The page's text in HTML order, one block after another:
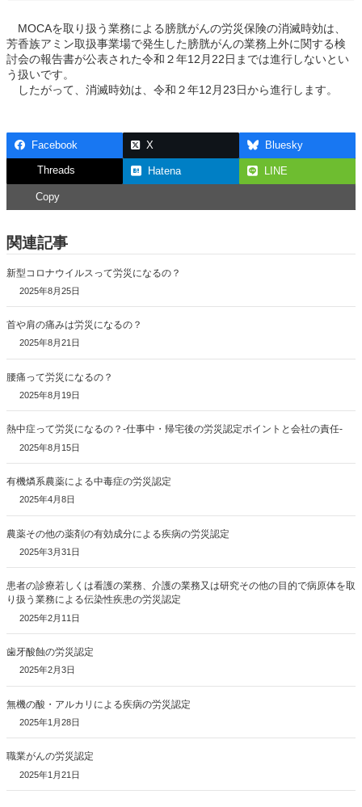
MOCAを取り扱う業務による膀胱がんの労災保険の消滅時効は、
芳香族アミン取扱事業場で発生した膀胱がんの業務上外に関する検
討会の報告書が公表された令和２年12月22日までは進行しないとい
う扱いです。
したがって、消滅時効は、令和２年12月23日から進行します。
Facebook X Bluesky
Threads Hatena LINE
Copy
関連記事
新型コロナウイルスって労災になるの？
2025年8月25日
首や肩の痛みは労災になるの？
2025年8月21日
腰痛って労災になるの？
2025年8月19日
熱中症って労災になるの？-仕事中・帰宅後の労災認定ポイントと会社の責任-
2025年8月15日
有機燐系農薬による中毒症の労災認定
2025年4月8日
農薬その他の薬剤の有効成分による疾病の労災認定
2025年3月31日
患者の診療若しくは看護の業務、介護の業務又は研究その他の目的で病原体を取
り扱う業務による伝染性疾患の労災認定
2025年2月11日
歯牙酸蝕の労災認定
2025年2月3日
無機の酸・アルカリによる疾病の労災認定
2025年1月28日
職業がんの労災認定
2025年1月21日